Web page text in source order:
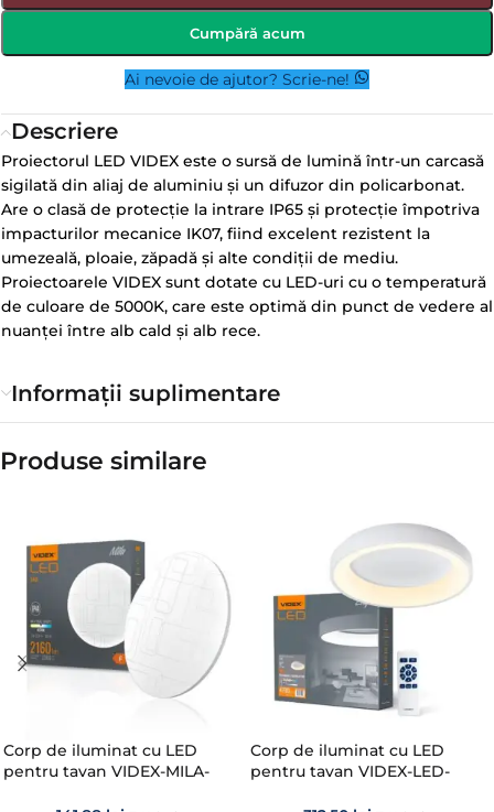
Cumpără acum
Ai nevoie de ajutor? Scrie-ne!
Descriere
Proiectorul LED VIDEX este o sursă de lumină într-un carcasă
sigilată din aliaj de aluminiu și un difuzor din policarbonat.
Are o clasă de protecție la intrare IP65 și protecție împotriva
impacturilor mecanice IK07, fiind excelent rezistent la
umezeală, ploaie, zăpadă și alte condiții de mediu.
Proiectoarele VIDEX sunt dotate cu LED-uri cu o temperatură
de culoare de 5000K, care este optimă din punct de vedere al
nuanței între alb cald și alb rece.
Informații suplimentare
Produse similare​
Corp de iluminat cu LED
pentru tavan VIDEX-MILA-
Corp de iluminat cu LED
pentru tavan VIDEX-LED-